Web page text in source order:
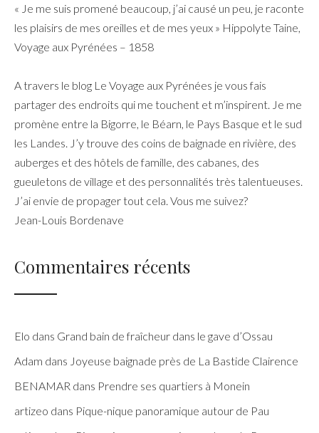
« Je me suis promené beaucoup, j’ai causé un peu, je raconte
les plaisirs de mes oreilles et de mes yeux » Hippolyte Taine,
Voyage aux Pyrénées – 1858
A travers le blog Le Voyage aux Pyrénées je vous fais
partager des endroits qui me touchent et m’inspirent. Je me
promène entre la Bigorre, le Béarn, le Pays Basque et le sud
les Landes. J’y trouve des coins de baignade en rivière, des
auberges et des hôtels de famille, des cabanes, des
gueuletons de village et des personnalités très talentueuses.
J’ai envie de propager tout cela. Vous me suivez?
Jean-Louis Bordenave
Commentaires récents
Elo dans Grand bain de fraîcheur dans le gave d’Ossau
Adam dans Joyeuse baignade près de La Bastide Clairence
BENAMAR dans Prendre ses quartiers à Monein
artizeo dans Pique-nique panoramique autour de Pau